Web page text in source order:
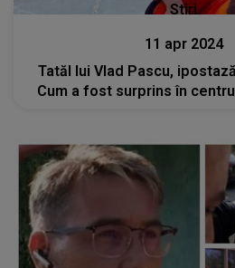
Stiri
11 apr 2024
Tatăl lui Vlad Pascu,
Cum a fost surprins în